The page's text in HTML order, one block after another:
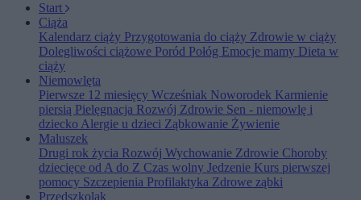
Start
Ciąża
Kalendarz ciąży Przygotowania do ciąży Zdrowie w ciąży
Dolegliwości ciążowe Poród Połóg Emocje mamy Dieta w
ciąży
Niemowlęta
Pierwsze 12 miesięcy Wcześniak Noworodek Karmienie
piersią Pielęgnacja Rozwój Zdrowie Sen - niemowlę i
dziecko Alergie u dzieci Ząbkowanie Żywienie
Maluszek
Drugi rok życia Rozwój Wychowanie Zdrowie Choroby
dziecięce od A do Z Czas wolny Jedzenie Kurs pierwszej
pomocy Szczepienia Profilaktyka Zdrowe ząbki
Przedszkolak